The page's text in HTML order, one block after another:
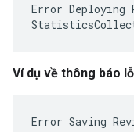
Error Deploying
Ví dụ về thông báo
Error Saving